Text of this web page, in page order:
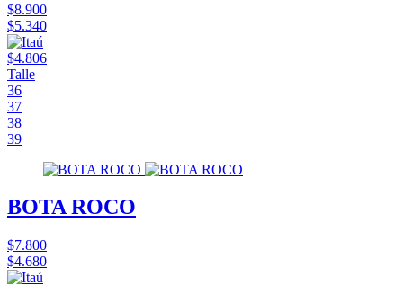
$8.900
$5.340
$4.806
Talle
36
37
38
39
BOTA ROCO
$7.800
$4.680